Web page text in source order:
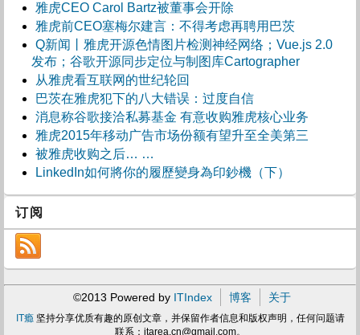
雅虎CEO Carol Bartz被董事会开除
雅虎前CEO塞梅尔建言：不得考虑再聘用巴茨
Q新闻丨雅虎开源色情图片检测神经网络；Vue.js 2.0
发布；谷歌开源同步定位与制图库Cartographer
从雅虎看互联网的世纪轮回
巴茨在雅虎犯下的八大错误：过度自信
消息称谷歌接洽私募基金 有意收购雅虎核心业务
雅虎2015年移动广告市场份额有望升至全美第三
被雅虎收购之后… …
LinkedIn如何將你的履歷變身為印鈔機（下）
订阅
©2013 Powered by ITIndex 博客 关于
IT瘾坚持分享优质有趣的原创文章，并保留作者信息和版权声明，任何问题请
联系： itarea.cn@gmail.com。